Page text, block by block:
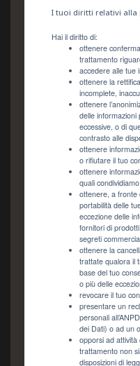
I tuoi diritti relativi alla
Hai il diritto di:
ottenere
trattamento
accedere alle tue
ottenere la
incomplete,
ottenere
delle informazioni
eccessive, o di
contrasto alle
ottenere
o rifiutare il tuo
ottenere
quali
ottenere, a fronte
portabilità delle
eccezione delle
fornitori di
segreti
ottenere la
trattate qualora il
base del tuo
o più delle
revocare il tuo
presentare un
personali
dei Dati) o ad un
opporsi ad attività
trattamento non
disposizioni di